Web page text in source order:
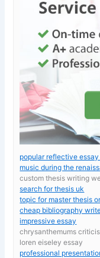
popular reflective
music during the
custom thesis writing
search for thesis uk
topic for master thesis
cheap bibliography
impressive essay
chrysanthemums
loren eiseley essay
professional